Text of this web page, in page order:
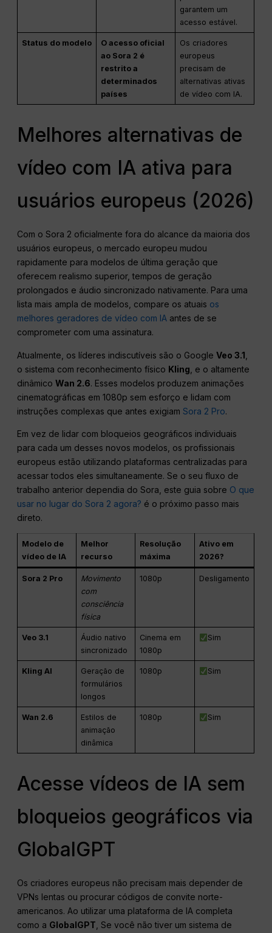
garantem um
acesso estável.
Status do modelo
O acesso oficial
ao Sora 2 é
restrito a
determinados
países
Os criadores
europeus
precisam de
alternativas ativas
de vídeo com IA.
Melhores alternativas de
vídeo com IA ativa para
usuários europeus (2026)
Com o Sora 2 oficialmente fora do alcance da maioria dos
usuários europeus, o mercado europeu mudou
rapidamente para modelos de última geração que
oferecem realismo superior, tempos de geração
prolongados e áudio sincronizado nativamente. Para uma
lista mais ampla de modelos, compare os atuais os
melhores geradores de vídeo com IA antes de se
comprometer com uma assinatura.
Atualmente, os líderes indiscutíveis são o GoogleVeo 3.1
o sistema com reconhecimento físico Kling , e o altamente
dinâmicoWan 2.6. Esses modelos produzem animações
cinematográficas em 1080p sem esforço e lidam com
instruções complexas que antes exigiamSora 2 Pro.
Em vez de lidar com bloqueios geográficos individuais
para cada um desses novos modelos, os profissionais
europeus estão utilizando plataformas centralizadas para
acessar todos eles simultaneamente. Se o seu fluxo de
trabalho anterior dependia do Sora, este guia sobre O que
usar no lugar do Sora 2 agora? é o próximo passo mais
direto.
Modelo de
vídeo de IA
Melhor
recurso
Resolução
máxima
Ativo em
2026?
Sora 2 Pro
Movimento
com
consciência
física
1080p Desligamento
Veo 3.1
Áudio nativo
sincronizado
Cinema em
1080p
Sim
Kling AI
Geração de
formulários
longos
1080p Sim
Wan 2.6
Estilos de
animação
dinâmica
1080p Sim
Acesse vídeos de IA sem
bloqueios geográficos via
GlobalGPT
Os criadores europeus não precisam mais depender de
VPNs lentas ou procurar códigos de convite norte-
americanos. Ao utilizar uma plataforma de IA completa
como a GlobalGPT , Se você não tiver um sistema de